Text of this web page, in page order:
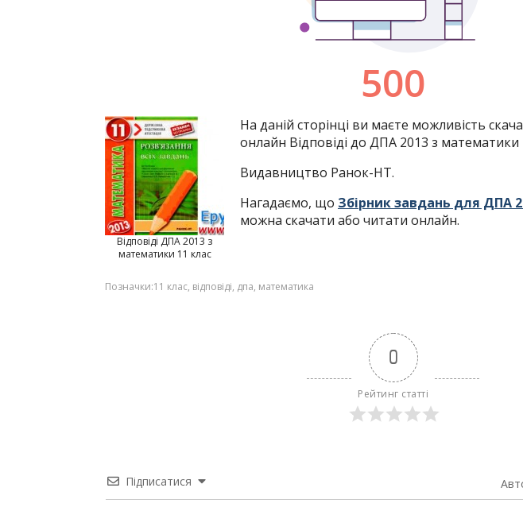
Відповіді ДПА 2013 з
математики 11 клас
На даній сторінці ви маєте можливість
онлайн Відповіді до ДПА 2013 з математики
Видавництво Ранок-НТ.
Нагадаємо, що Збірник завдань для ДПА
можна скачати або читати онлайн.
Позначки:11 клас, відповіді, дпа, математика
0
Рейтинг статті
Підписатися